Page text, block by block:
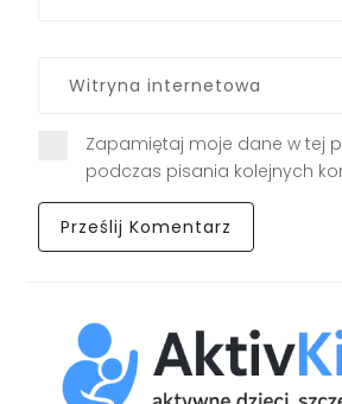
Zapamiętaj moje dane w tej
podczas pisania kolejnych